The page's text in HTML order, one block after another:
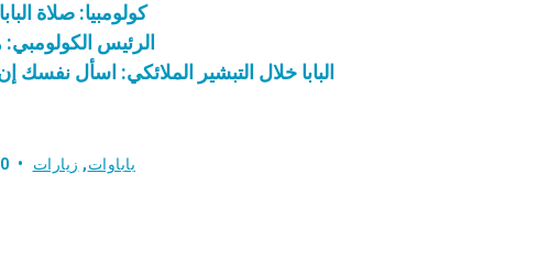
كولومبيا: صلاة
الرئيس
البابا خلال التبشير الملائكي: اسأل نفسك
باباوات, زيارات